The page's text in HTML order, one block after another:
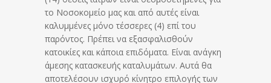
το Νοσοκομείο μας και από αυτές είναι
καλυμμένες μόνο τέσσερες (4) επί του
παρόντος. Πρέπει να εξασφαλισθούν
κατοικίες και κάποια επιδόματα. Είναι ανάγκη
άμεσης κατασκευής καταλυμάτων. Αυτά θα
αποτελέσουν ισχυρό κίνητρο επιλογής των